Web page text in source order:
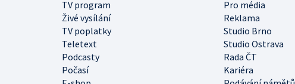
TV program
Pro média
Živé vysílání
Reklama
TV poplatky
Studio Brno
Teletext
Studio Ostrava
Podcasty
Rada ČT
Počasí
Kariéra